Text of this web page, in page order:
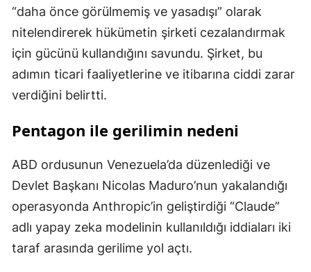
“daha önce görülmemiş ve yasadışı” olarak
nitelendirerek hükümetin şirketi cezalandırmak
için gücünü kullandığını savundu. Şirket, bu
adımın ticari faaliyetlerine ve itibarına ciddi zarar
verdiğini belirtti.
Pentagon ile gerilimin nedeni
ABD ordusunun Venezuela’da düzenlediği ve
Devlet Başkanı Nicolas Maduro’nun yakalandığı
operasyonda Anthropic’in geliştirdiği “Claude”
adlı yapay zeka modelinin kullanıldığı iddiaları iki
taraf arasında gerilime yol açtı.